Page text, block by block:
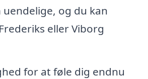
og du kan
eller Viborg
for at føle dig endnu